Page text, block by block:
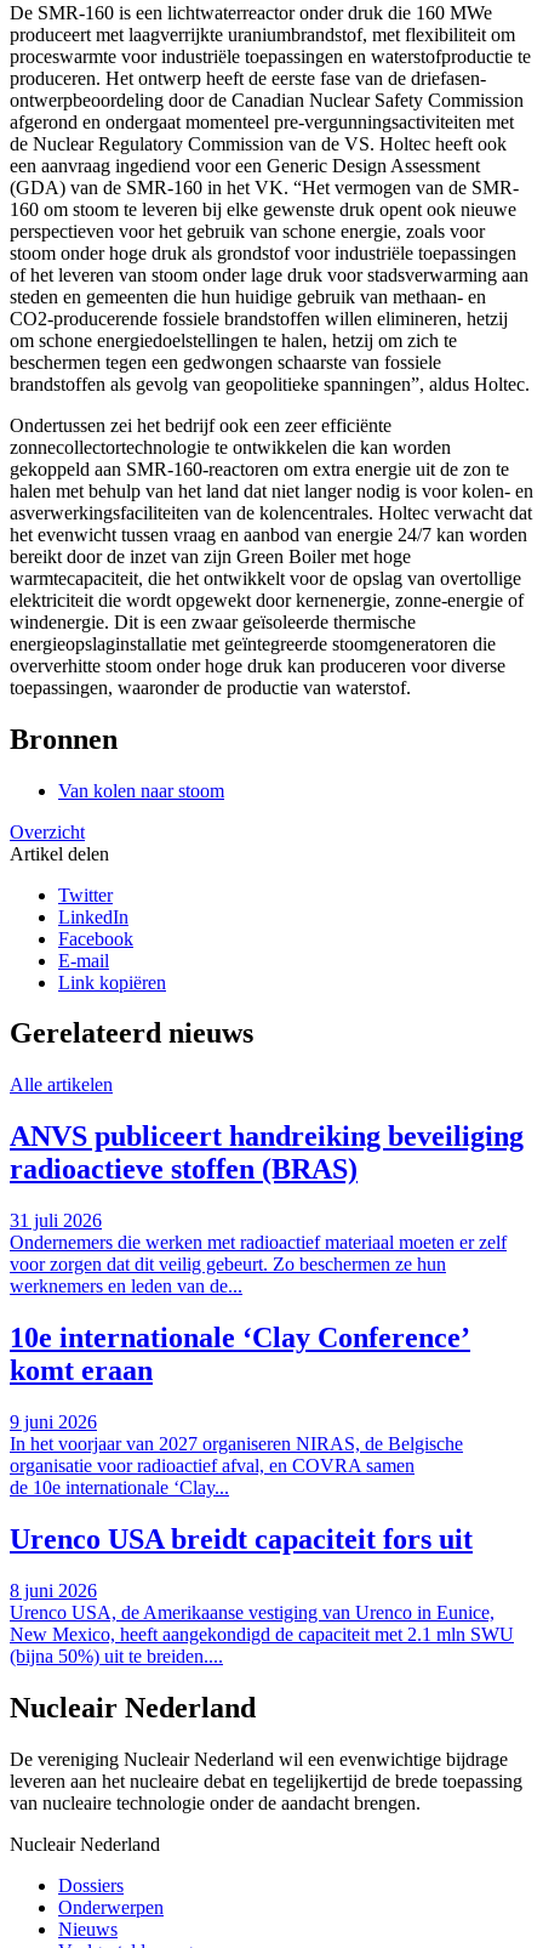
De SMR-160 is een lichtwaterreactor onder druk die 160 MWe
produceert met laagverrijkte uraniumbrandstof, met flexibiliteit om
proceswarmte voor industriële toepassingen en waterstofproductie te
produceren. Het ontwerp heeft de eerste fase van de driefasen-
ontwerpbeoordeling door de Canadian Nuclear Safety Commission
afgerond en ondergaat momenteel pre-vergunningsactiviteiten met
de Nuclear Regulatory Commission van de VS. Holtec heeft ook
een aanvraag ingediend voor een Generic Design Assessment
(GDA) van de SMR-160 in het VK. “Het vermogen van de SMR-
160 om stoom te leveren bij elke gewenste druk opent ook nieuwe
perspectieven voor het gebruik van schone energie, zoals voor
stoom onder hoge druk als grondstof voor industriële toepassingen
of het leveren van stoom onder lage druk voor stadsverwarming aan
steden en gemeenten die hun huidige gebruik van methaan- en
CO2-producerende fossiele brandstoffen willen elimineren, hetzij
om schone energiedoelstellingen te halen, hetzij om zich te
beschermen tegen een gedwongen schaarste van fossiele
brandstoffen als gevolg van geopolitieke spanningen”, aldus Holtec.
Ondertussen zei het bedrijf ook een zeer efficiënte
zonnecollectortechnologie te ontwikkelen die kan worden
gekoppeld aan SMR-160-reactoren om extra energie uit de zon te
halen met behulp van het land dat niet langer nodig is voor kolen- en
asverwerkingsfaciliteiten van de kolencentrales. Holtec verwacht dat
het evenwicht tussen vraag en aanbod van energie 24/7 kan worden
bereikt door de inzet van zijn Green Boiler met hoge
warmtecapaciteit, die het ontwikkelt voor de opslag van overtollige
elektriciteit die wordt opgewekt door kernenergie, zonne-energie of
windenergie. Dit is een zwaar geïsoleerde thermische
energieopslaginstallatie met geïntegreerde stoomgeneratoren die
oververhitte stoom onder hoge druk kan produceren voor diverse
toepassingen, waaronder de productie van waterstof.
Bronnen
Van kolen naar stoom
Overzicht
Artikel delen
Twitter
LinkedIn
Facebook
E-mail
Link kopiëren
Gerelateerd nieuws
Alle artikelen
ANVS publiceert handreiking beveiliging
radioactieve stoffen (BRAS)
31 juli 2026
Ondernemers die werken met radioactief materiaal moeten er zelf
voor zorgen dat dit veilig gebeurt. Zo beschermen ze hun
werknemers en leden van de...
10e internationale ‘Clay Conference’
komt eraan
9 juni 2026
In het voorjaar van 2027 organiseren NIRAS, de Belgische
organisatie voor radioactief afval, en COVRA samen
de 10e internationale ‘Clay...
Urenco USA breidt capaciteit fors uit
8 juni 2026
Urenco USA, de Amerikaanse vestiging van Urenco in Eunice,
New Mexico, heeft aangekondigd de capaciteit met 2.1 mln SWU
(bijna 50%) uit te breiden....
Nucleair Nederland
De vereniging Nucleair Nederland wil een evenwichtige bijdrage
leveren aan het nucleaire debat en tegelijkertijd de brede toepassing
van nucleaire technologie onder de aandacht brengen.
Nucleair Nederland
Dossiers
Onderwerpen
Nieuws